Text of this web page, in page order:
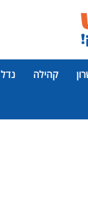
קהילה